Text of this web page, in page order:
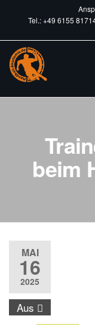
Tel.: +49 6155
beim
MAI
16
2025
Aus